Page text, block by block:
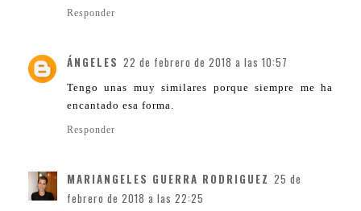
Responder
ÁNGELES 22 de febrero de 2018 a las 10:57
Tengo unas muy similares porque siempre me ha
encantado esa forma.
Responder
MARIANGELES GUERRA RODRIGUEZ 25 de
febrero de 2018 a las 22:25